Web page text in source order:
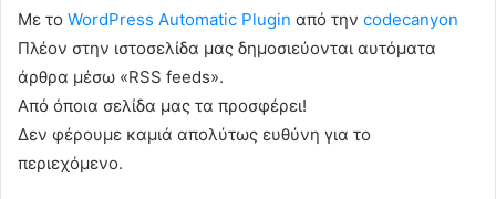
Με το WordPress Automatic Plugin από την codecanyon
Πλέον στην ιστοσελίδα μας δημοσιεύονται αυτόματα
άρθρα μέσω «RSS feeds».
Από όποια σελίδα μας τα προσφέρει!
Δεν φέρουμε καμιά απολύτως ευθύνη για το
περιεχόμενο.